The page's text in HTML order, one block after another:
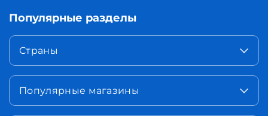
Популярные разделы
Страны
Популярные магазины